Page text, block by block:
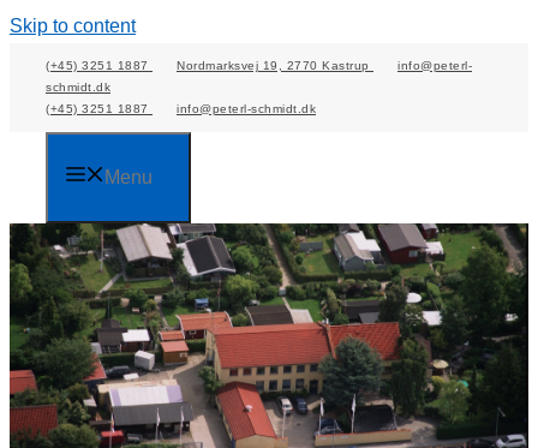
Skip to content
(+45) 3251 1887 Nordmarksvej 19, 2770 Kastrup
info@peterl-
schmidt.dk
(+45) 3251 1887
info@peterl-schmidt.dk
Menu